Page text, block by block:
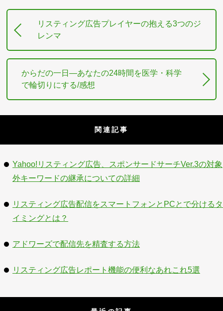
リスティング広告プレイヤーの抱える3つのジ
レンマ
からだの一日―あなたの24時間を医学・科学
で輪切りにする/感想
関連記事
Yahoo!リスティング広告、スポンサードサーチVer.3の対象
外キーワードの継承についての詳細
リスティング広告配信をスマートフォンとPCとで分けるタ
イミングとは？
アドワーズで配信先を精査する方法
リスティング広告レポート機能の便利なあれこれ5選